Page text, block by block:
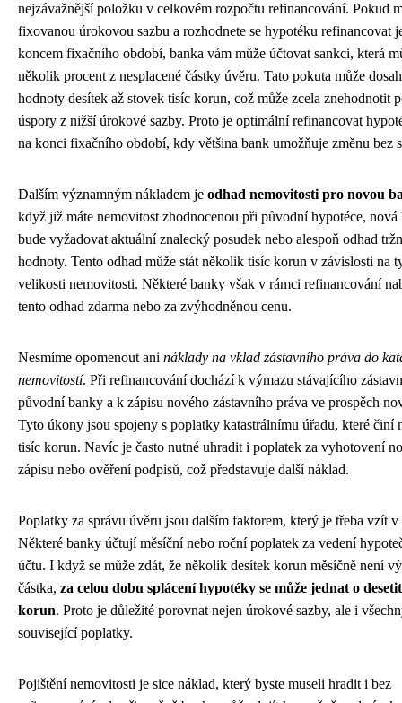
nejzávažnější položku v celkovém rozpočtu refinancování. Pokud
fixovanou úrokovou sazbu a rozhodnete se hypotéku refinancovat
koncem fixačního období, banka vám může účtovat sankci, která
několik procent z nesplacené částky úvěru. Tato pokuta může
hodnoty desítek až stovek tisíc korun, což může zcela znehodnotit
úspory z nižší úrokové sazby. Proto je optimální refinancovat
na konci fixačního období, kdy většina bank umožňuje změnu bez
Dalším významným nákladem je odhad nemovitosti pro novou
když již máte nemovitost zhodnocenou při původní hypotéce, nová
bude vyžadovat aktuální znalecký posudek nebo alespoň odhad
hodnoty. Tento odhad může stát několik tisíc korun v závislosti na
velikosti nemovitosti. Některé banky však v rámci refinancování
tento odhad zdarma nebo za zvýhodněnou cenu.
Nesmíme opomenout ani náklady na vklad zástavního práva do
nemovitostí. Při refinancování dochází k výmazu stávajícího
původní banky a k zápisu nového zástavního práva ve prospěch
Tyto úkony jsou spojeny s poplatky katastrálnímu úřadu, které činí
tisíc korun. Navíc je často nutné uhradit i poplatek za vyhotovení
zápisu nebo ověření podpisů, což představuje další náklad.
Poplatky za správu úvěru jsou dalším faktorem, který je třeba vzít v
Některé banky účtují měsíční nebo roční poplatek za vedení
účtu. I když se může zdát, že několik desítek korun měsíčně není
částka, za celou dobu splácení hypotéky se může jednat o
korun. Proto je důležité porovnat nejen úrokové sazby, ale i
související poplatky.
Pojištění nemovitosti je sice náklad, který byste museli hradit i bez